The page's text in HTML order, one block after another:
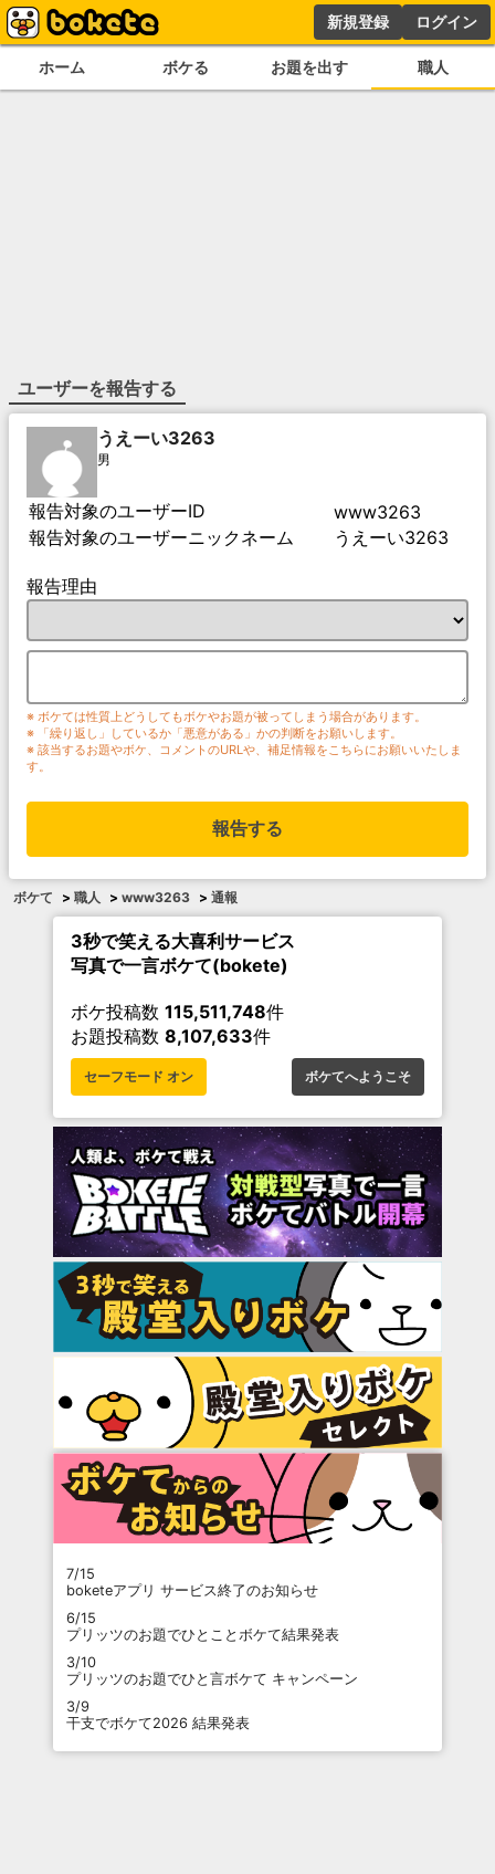
新規登録 ログイン
ホーム ボケる お題を出す 職人
ユーザーを報告する
うえーい3263
男
報告対象のユーザーID
www3263
報告対象のユーザーニックネーム
うえーい3263
報告理由
※ ボケては性質上どうしてもボケやお題が被ってしまう場合があります。
※ 「繰り返し」しているか「悪意がある」かの判断をお願いします。
※ 該当するお題やボケ、コメントのURLや、補足情報をこちらにお願いいたしま
す。
報告する
ボケて > 職人 > www3263 > 通報
3秒で笑える大喜利サービス
写真で一言ボケて(bokete)
ボケ投稿数 115,511,748件
お題投稿数 8,107,633件
セーフモード オン ボケてへようこそ
7/15
boketeアプリ サービス終了のお知らせ
6/15
プリッツのお題でひとことボケて結果発表
3/10
プリッツのお題でひと言ボケて キャンペーン
3/9
干支でボケて2026 結果発表